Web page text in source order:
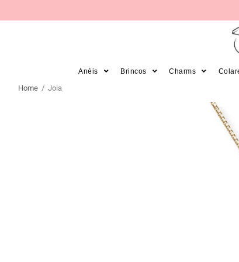
PARCELE SUAS COMPRAS EM
Anéis Brincos Charms
Home / Joia